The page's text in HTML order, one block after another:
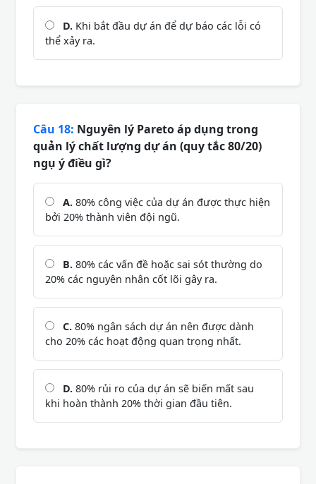
D. Khi bắt đầu dự án để dự báo các lỗi có
thể xảy ra.
Câu 18: Nguyên lý Pareto áp dụng trong
quản lý chất lượng dự án (quy tắc 80/20)
ngụ ý điều gì?
A. 80% công việc của dự án được thực hiện
bởi 20% thành viên đội ngũ.
B. 80% các vấn đề hoặc sai sót thường do
20% các nguyên nhân cốt lõi gây ra.
C. 80% ngân sách dự án nên được dành
cho 20% các hoạt động quan trọng nhất.
D. 80% rủi ro của dự án sẽ biến mất sau
khi hoàn thành 20% thời gian đầu tiên.